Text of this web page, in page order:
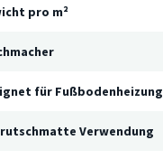
pro m²
für Fußbodenheizung
Verwendung